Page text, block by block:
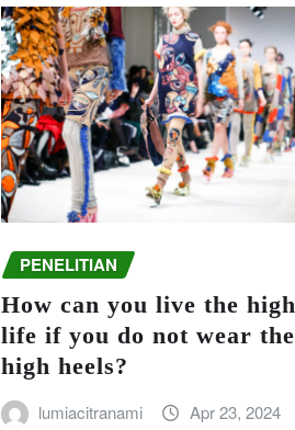
PENELITIAN
How can you live the high
life if you do not wear the
high heels?
lumiacitranami Apr 23, 2024